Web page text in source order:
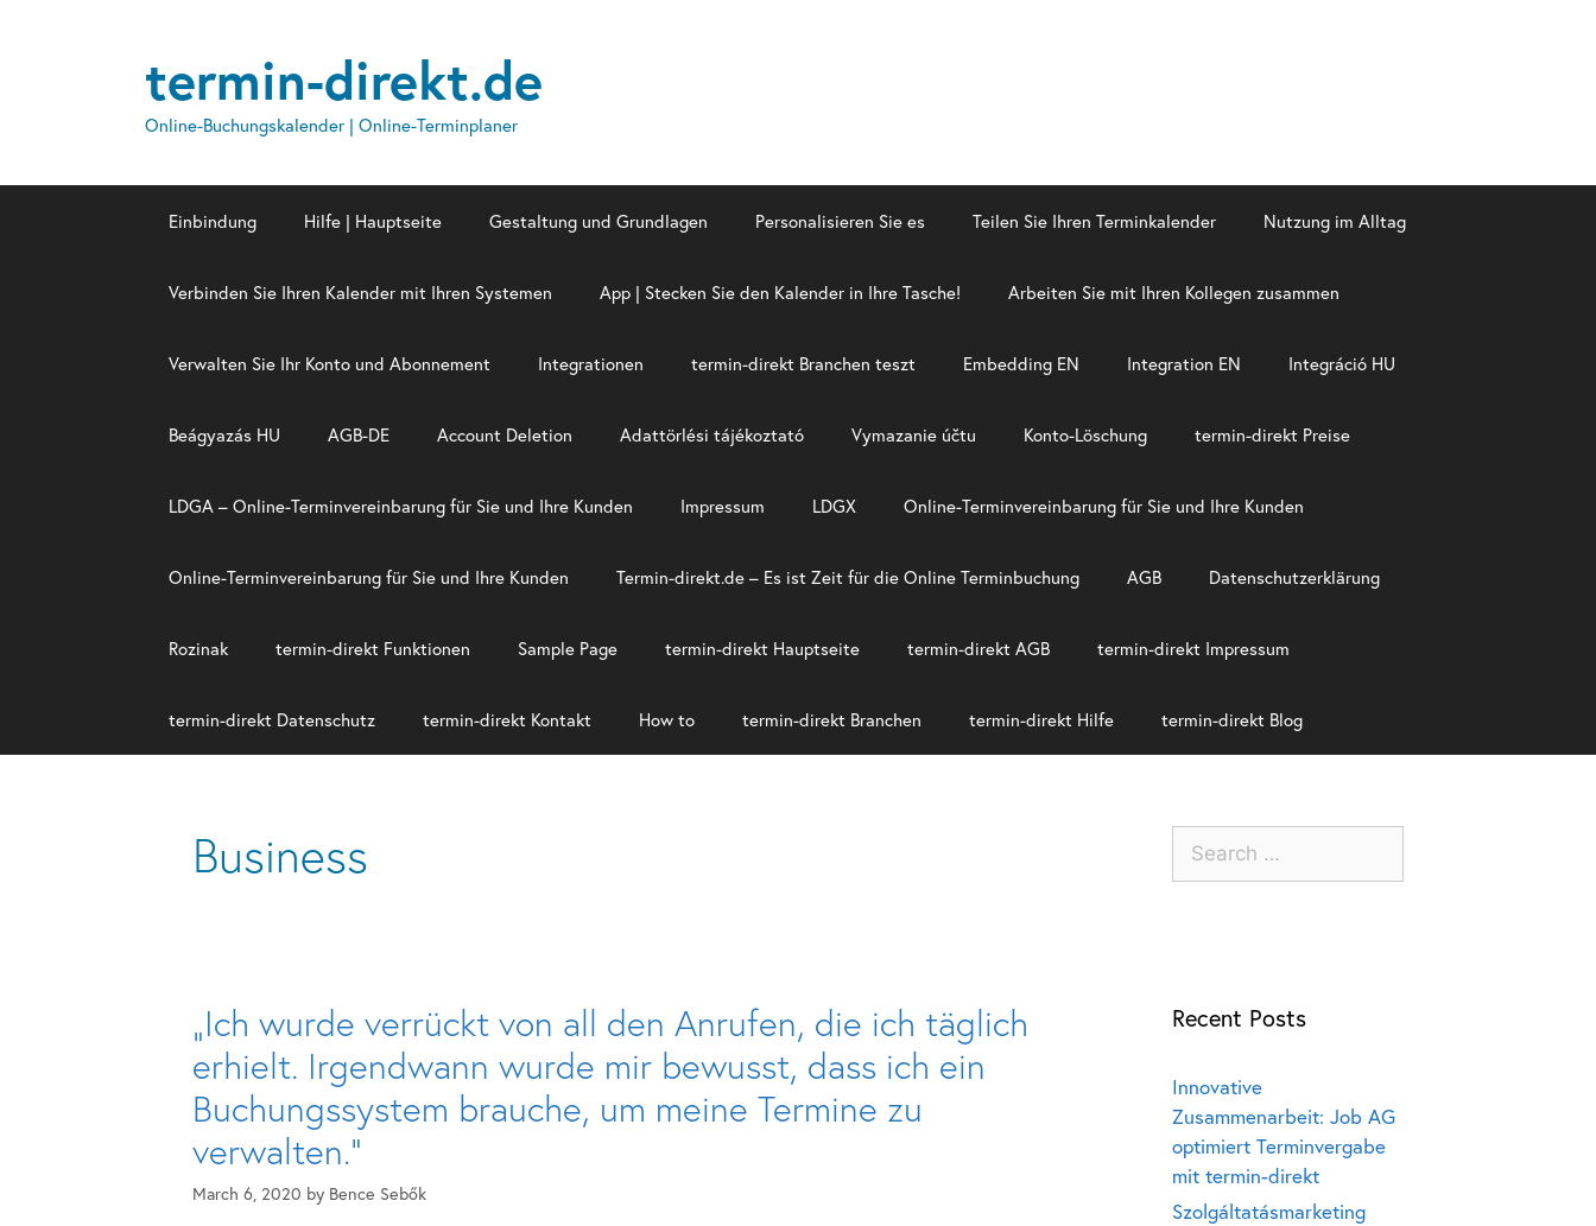
termin-direkt.de
Online-Buchungskalender | Online-Terminplaner
Einbindung Hilfe | Hauptseite Gestaltung und Grundlagen Personalisieren Sie es Teilen Sie Ihren Terminkalender Nutzung im Alltag
Verbinden Sie Ihren Kalender mit Ihren Systemen App | Stecken Sie den Kalender in Ihre Tasche! Arbeiten Sie mit Ihren Kollegen zusammen
Verwalten Sie Ihr Konto und Abonnement Integrationen termin-direkt Branchen teszt Embedding EN Integration EN Integráció HU
Beágyazás HU AGB-DE Account Deletion Adattörlési tájékoztató Vymazanie účtu Konto-Löschung​ termin-direkt Preise
LDGA – Online-Termin­verein­barung für Sie und Ihre Kunden Impressum LDGX Online-Termin­verein­barung für Sie und Ihre Kunden
Online-Termin­verein­barung für Sie und Ihre Kunden Termin-direkt.de – Es ist Zeit für die Online Terminbuchung AGB Datenschutzerklärung
Rozinak termin-direkt Funktionen Sample Page termin-direkt Hauptseite termin-direkt AGB termin-direkt Impressum
termin-direkt Datenschutz termin-direkt Kontakt How to termin-direkt Branchen termin-direkt Hilfe termin-direkt Blog
Business
„Ich wurde verrückt von all den Anrufen, die ich täglich
erhielt. Irgendwann wurde mir bewusst, dass ich ein
Buchungssystem brauche, um meine Termine zu
verwalten.“
March 6, 2020 by Bence Sebők
Recent Posts
Innovative
Zusammenarbeit: Job AG
optimiert Terminvergabe
mit termin-direkt
Szolgáltatásmarketing